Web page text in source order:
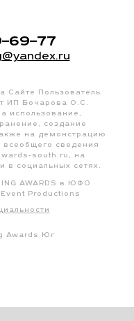
Сайте Пользователь
ИП Бочарова О.С.
использование,
создание
на демонстрацию
сведения
south.ru, на
в социальных сетях.
AWARDS в ЮФО
Productions
Awards Юг